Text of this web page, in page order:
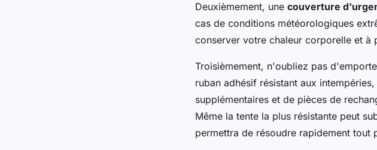
Deuxièmement, une couverture
cas de conditions météorologiques
conserver votre chaleur corporelle et à
Troisièmement, n'oubliez pas
ruban adhésif résistant aux
supplémentaires et de pièces de
Même la tente la plus résistante peut
permettra de résoudre rapidement tout